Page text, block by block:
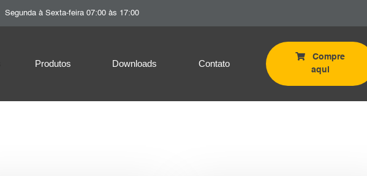
Segunda à Sexta-feira 07:00 às 17:00
Produtos Downloads Contato
Compre
aqui